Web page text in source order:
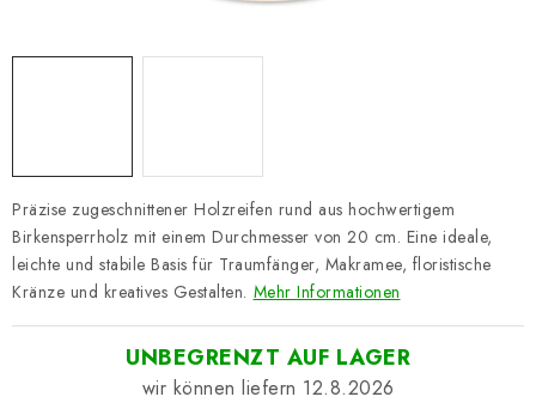
Präzise zugeschnittener Holzreifen rund aus hochwertigem
Birkensperrholz mit einem Durchmesser von 20 cm. Eine ideale,
leichte und stabile Basis für Traumfänger, Makramee, floristische
Kränze und kreatives Gestalten. Mehr Informationen
UNBEGRENZT AUF LAGER
12.8.2026